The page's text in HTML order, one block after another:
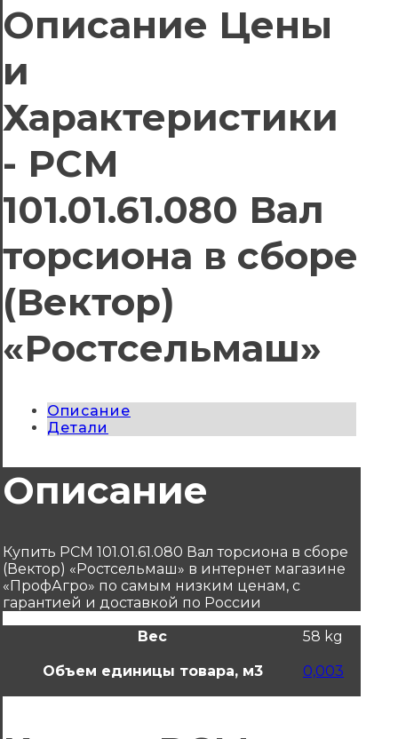
Описание Цены
и
Характеристики
- РСМ
101.01.61.080 Вал
торсиона в сборе
(Вектор)
«Ростсельмаш»
Описание
Детали
Описание
Купить РСМ 101.01.61.080 Вал торсиона в сборе
(Вектор) «Ростсельмаш» в интернет магазине
«ПрофАгро» по самым низким ценам, с
гарантией и доставкой по России
Вес
58 kg
Объем единицы товара, м3 0,003